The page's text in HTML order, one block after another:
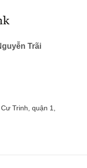
Trãi
Trinh, quận 1,